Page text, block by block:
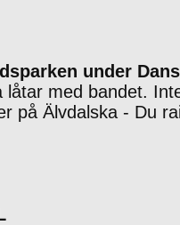
under
låtar med bandet.
på Älvdalska - Du